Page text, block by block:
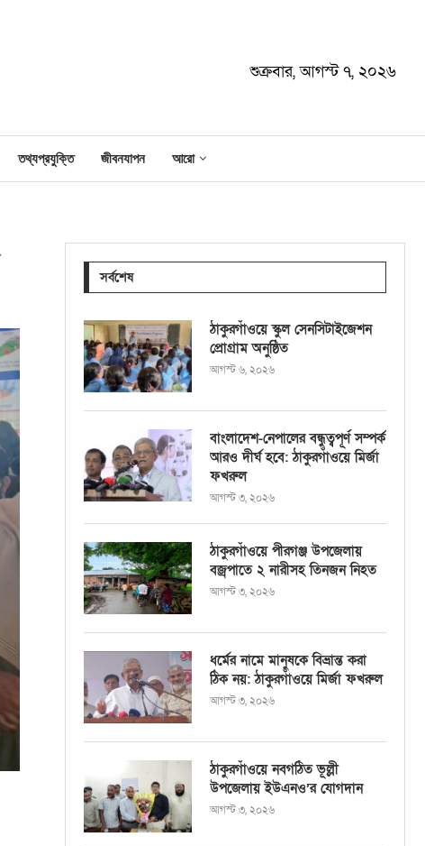
শুক্রবার, আগস্ট ৭, ২০২৬
তথ্যপ্রযুক্তি জীবনযাপন আরো
সর্বশেষ
ঠাকুরগাঁওয়ে স্কুল সেনসিটাইজেশন
প্রোগ্রাম অনুষ্ঠিত
আগস্ট ৬, ২০২৬
বাংলাদেশ-নেপালের বন্ধুত্বপূর্ণ সম্পর্ক
আরও দীর্ঘ হবে: ঠাকুরগাঁওয়ে মির্জা
ফখরুল
আগস্ট ৩, ২০২৬
ঠাকুরগাঁওয়ে পীরগঞ্জ উপজেলায়
বজ্রপাতে ২ নারীসহ তিনজন নিহত
আগস্ট ৩, ২০২৬
ধর্মের নামে মানুষকে বিভ্রান্ত করা
ঠিক নয়: ঠাকুরগাঁওয়ে মির্জা ফখরুল
আগস্ট ৩, ২০২৬
ঠাকুরগাঁওয়ে নবগঠিত ভূল্লী
উপজেলায় ইউএনও’র যোগদান
আগস্ট ৩, ২০২৬